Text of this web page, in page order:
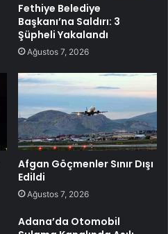
Fethiye Belediye
Başkanı’na Saldırı: 3
Şüpheli Yakalandı
Ağustos 7, 2026
Afgan Göçmenler Sınır Dışı
Edildi
Ağustos 7, 2026
Adana’da Otomobil